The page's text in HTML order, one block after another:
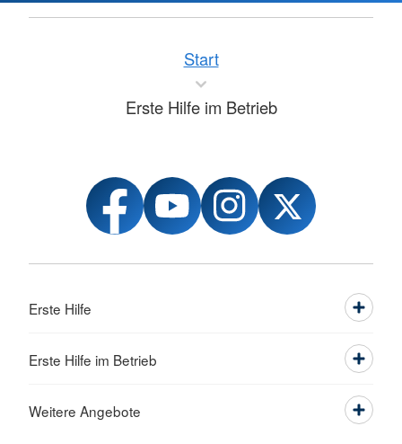
Start
Erste Hilfe im Betrieb
Erste Hilfe
Erste Hilfe im Betrieb
Weitere Angebote